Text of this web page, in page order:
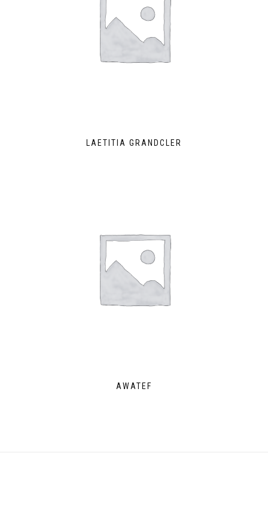
LAETITIA GRANDCLER
AWATEF